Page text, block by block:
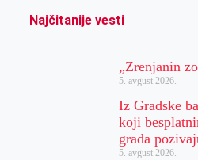
Najčitanije vesti
„Zrenjanin
5. avgust 2026.
Iz Gradske
koji
grada
5. avgust 2026.